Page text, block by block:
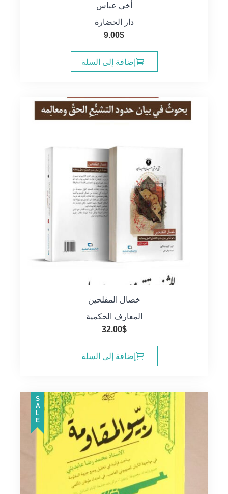
أخي عباس
دار الحضارة
9.00$
إضافة إلى السلة
خصال المفلحين
المعارف الحكمية
32.00$
إضافة إلى السلة
SALE